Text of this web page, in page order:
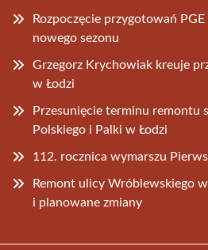
Rozpoczęcie przygotowań
nowego sezonu
Grzegorz Krychowiak kreuje
w Łodzi
Przesunięcie terminu remontu
Polskiego i Palki w Łodzi
112. rocznica wymarszu
Remont ulicy Wróblewskiego
i planowane zmiany